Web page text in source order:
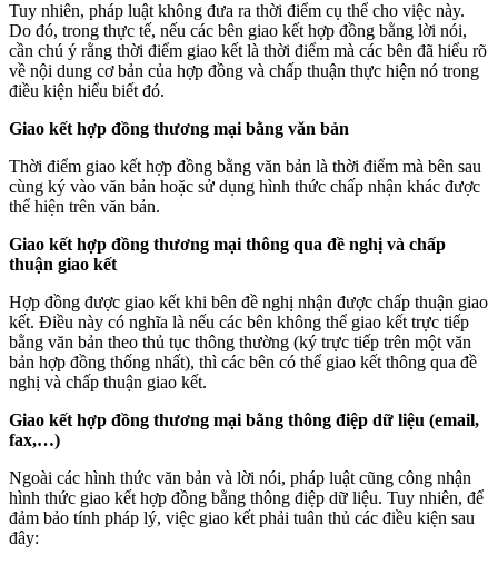
Tuy nhiên, pháp luật không đưa ra thời điểm cụ thể cho việc này.
Do đó, trong thực tế, nếu các bên giao kết hợp đồng bằng lời nói,
cần chú ý rằng thời điểm giao kết là thời điểm mà các bên đã hiểu rõ
về nội dung cơ bản của hợp đồng và chấp thuận thực hiện nó trong
điều kiện hiểu biết đó.
Giao kết hợp đồng thương mại bằng văn bản
Thời điểm giao kết hợp đồng bằng văn bản là thời điểm mà bên sau
cùng ký vào văn bản hoặc sử dụng hình thức chấp nhận khác được
thể hiện trên văn bản.
Giao kết hợp đồng thương mại thông qua đề nghị và chấp
thuận giao kết
Hợp đồng được giao kết khi bên đề nghị nhận được chấp thuận giao
kết. Điều này có nghĩa là nếu các bên không thể giao kết trực tiếp
bằng văn bản theo thủ tục thông thường (ký trực tiếp trên một văn
bản hợp đồng thống nhất), thì các bên có thể giao kết thông qua đề
nghị và chấp thuận giao kết.
Giao kết hợp đồng thương mại bằng thông điệp dữ liệu (email,
fax,…)
Ngoài các hình thức văn bản và lời nói, pháp luật cũng công nhận
hình thức giao kết hợp đồng bằng thông điệp dữ liệu. Tuy nhiên, để
đảm bảo tính pháp lý, việc giao kết phải tuân thủ các điều kiện sau
đây: